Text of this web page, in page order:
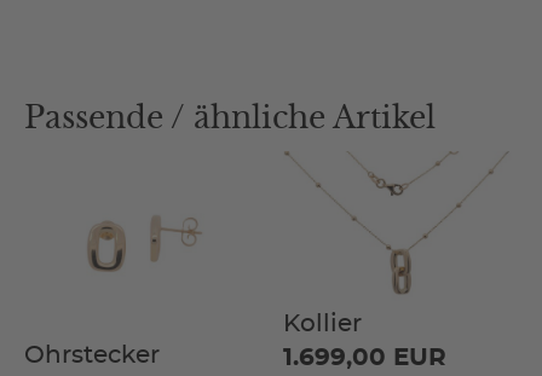
Passende / ähnliche Artikel
Ohrstecker
Kollier
1.699,00 EUR